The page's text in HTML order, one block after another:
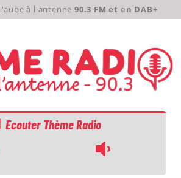
à l'antenne 90.3 FM et en DAB+
Ecouter Thème Radio